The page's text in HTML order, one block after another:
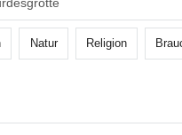
Natur Religion